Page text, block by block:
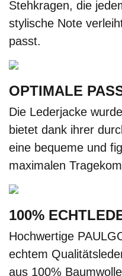
Stehkragen, die
stylische Note
passt.
OPTIMALE
Die Lederjacke
bietet dank ihrer
eine bequeme und
maximalen
100%
Hochwertige
echtem
aus 100%